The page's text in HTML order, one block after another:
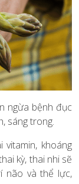
ngừa bệnh đục
sáng trong.
khoáng
kỳ, thai nhi sẽ
não và thể lực,